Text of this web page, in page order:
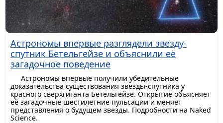
Астрономы впервые разглядели звезду-
спутник Бетельгейзе и объяснили её
загадочное поведение
Астрономы впервые получили убедительные
доказательства существования звезды-спутника у
красного сверхгиганта Бетельгейзе. Открытие объясняет
её загадочные шестилетние пульсации и меняет
представления о будущем звезды. Подробности на Naked
Science.